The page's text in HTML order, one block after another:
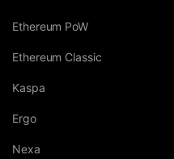
Ethereum PoW
Ethereum Classic
Kaspa
Ergo
Nexa